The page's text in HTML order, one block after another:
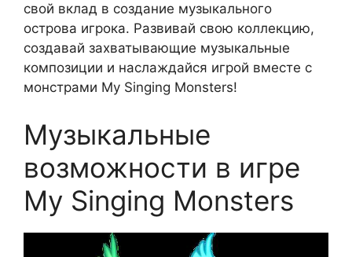
свой вклад в создание музыкального
острова игрока. Развивай свою коллекцию,
создавай захватывающие музыкальные
композиции и наслаждайся игрой вместе с
монстрами My Singing Monsters!
Музыкальные
возможности в игре
My Singing Monsters